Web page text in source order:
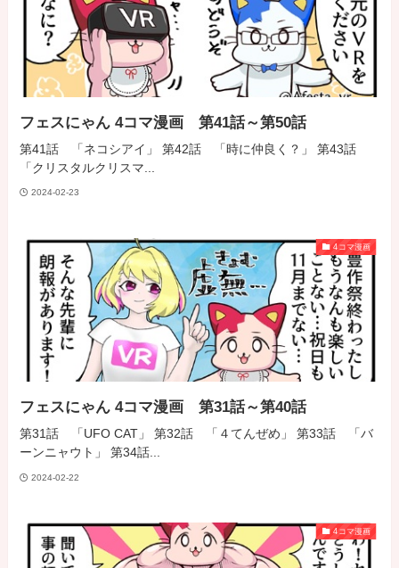
フェスにゃん 4コマ漫画 第41話～第50話
第41話 「ネコシアイ」 第42話 「時に仲良く？」 第43話
「クリスタルクリスマ...
2024-02-23
4コマ漫画
フェスにゃん 4コマ漫画 第31話～第40話
第31話 「UFO CAT」 第32話 「４てんぜめ」 第33話 「バ
ーンニャウト」 第34話...
2024-02-22
4コマ漫画